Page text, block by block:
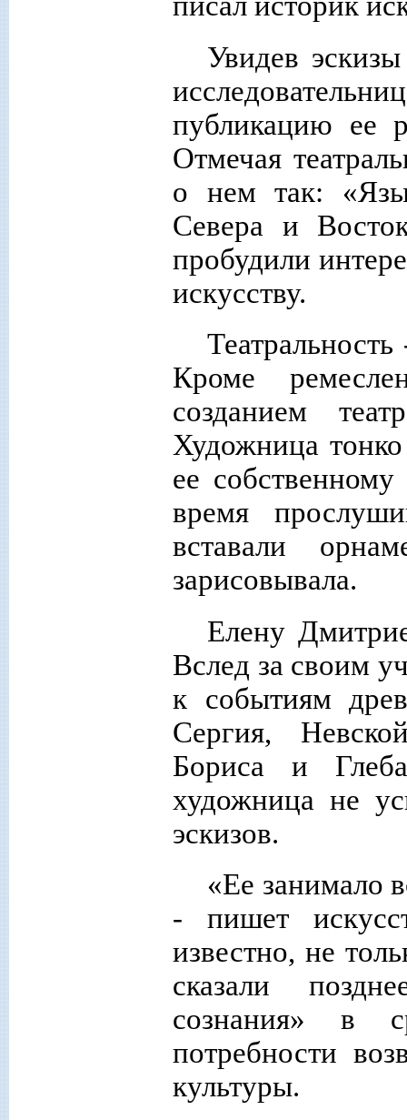
Увидев
публикацию ее
Отмечая
о нем так:
Севера и
пробудили
искусству.
Кроме
созданием
Художница
ее
время
вставали
зарисовывала.
Елену
Вслед за своим
к событиям
Сергия,
Бориса и
художница не
эскизов.
«Ее занимало
- пишет
известно, не
сказали
сознания» в
потребности
культуры.